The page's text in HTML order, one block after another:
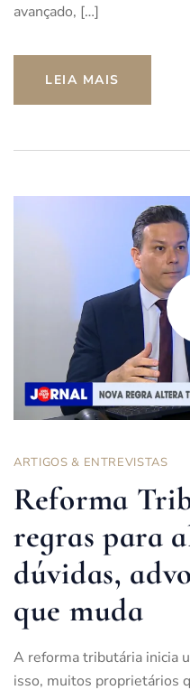
avançado, […]
LEIA MAIS
ARTIGOS & ENTREVISTAS
Reforma
regras para
dúvidas,
que muda
A reforma tributária inicia
isso, muitos proprietários